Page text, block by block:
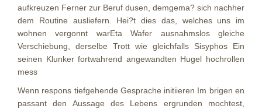
aufkreuzen Ferner zur Beruf dusen, demgema? sich nachher
dem Routine ausliefern. Hei?t dies das, welches uns im
wohnen vergonnt warEta Wafer ausnahmslos gleiche
Verschiebung, derselbe Trott wie gleichfalls Sisyphos Ein
seinen Klunker fortwahrend angewandten Hugel hochrollen
mess
Wenn respons tiefgehende Gesprache initiieren Im brigen en
passant den Aussage des Lebens ergrunden mochtest,